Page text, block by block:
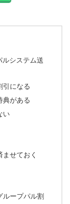
ルシステム送
引になる
典がある
い
せておく
ープパル割